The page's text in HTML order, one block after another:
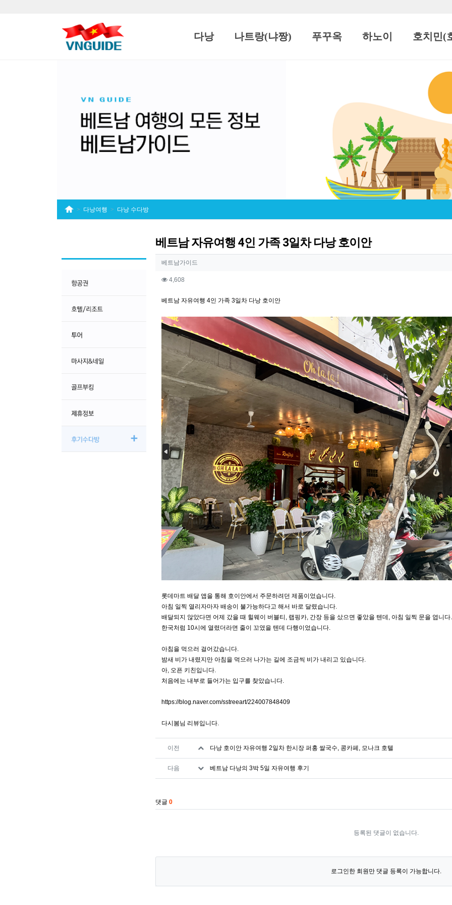
다낭 나트랑(냐짱) 푸꾸옥 하노이 호치민(
다낭여행 다낭 수다방
베트남 자유여행 4인 가족 3일차 다낭 호이안
작성자 정보
베트남가이드
컨텐츠 정보
4,608
본문
베트남 자유여행 4인 가족 3일차 다낭 호이안
롯데마트 배달 앱을 통해 호이안에서 주문하려던 제품이었습니다.
아침 일찍 열리자마자 배송이 불가능하다고 해서 바로 달렸습니다.
배달되지 않았다면 어제 갔을 때 힐웨이 버블티, 랩핑카, 간장 등을 샀으면 좋았을 텐데, 아침 일찍 문을 엽니다.
한국처럼 10시에 열렸더라면 줄이 꼬였을 텐데 다행이었습니다.
아침을 먹으러 걸어갔습니다.
밤새 비가 내렸지만 아침을 먹으러 나가는 길에 조금씩 비가 내리고 있습니다.
아, 오픈 키친입니다.
처음에는 내부로 들어가는 입구를 찾았습니다.
https://blog.naver.com/sstreeart/224007848409
다시봄님 리뷰입니다.
관련자료
이전 다낭 호이안 자유여행 2일차 한시장 퍼홍 쌀국수, 콩카페, 모나크 호텔
다음 베트남 다낭의 3박 5일 자유여행 후기
댓글0
등록된 댓글이 없습니다.
로그인한 회원만 댓글 등록이 가능합니다.